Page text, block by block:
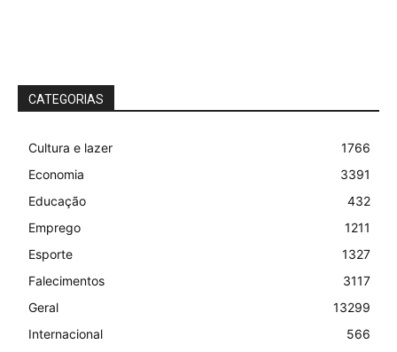
CATEGORIAS
Cultura e lazer
1766
Economia
3391
Educação
432
Emprego
1211
Esporte
1327
Falecimentos
3117
Geral
13299
Internacional
566